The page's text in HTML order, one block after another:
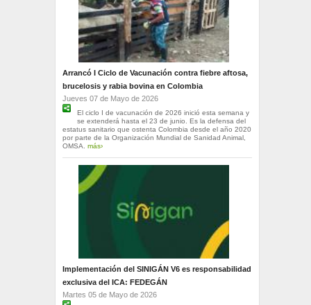
Arrancó I Ciclo de Vacunación contra fiebre aftosa,
brucelosis y rabia bovina en Colombia
Jueves 07 de Mayo de 2026
El ciclo I de vacunación de 2026 inició esta semana y
se extenderá hasta el 23 de junio. Es la defensa del
estatus sanitario que ostenta Colombia desde el año 2020
por parte de la Organización Mundial de Sanidad Animal,
OMSA. más›
Implementación del SINIGÁN V6 es responsabilidad
exclusiva del ICA: FEDEGÁN
Martes 05 de Mayo de 2026